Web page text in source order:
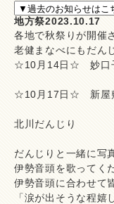
地方祭2023.10.17
各地で秋祭りが開催
老健まなべにもだん
☆10月14日☆ 妙口
☆10月17日☆ 新屋
北川だんじり
だんじりと一緒に写
伊勢音頭を歌ってく
伊勢音頭に合わせて
「涙が出そうな程嬉